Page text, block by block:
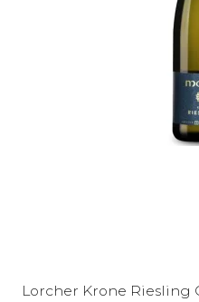
Lorcher Krone Riesling